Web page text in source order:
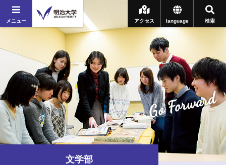
メニュー 検索
language
アクセス
Go Forward
文学部